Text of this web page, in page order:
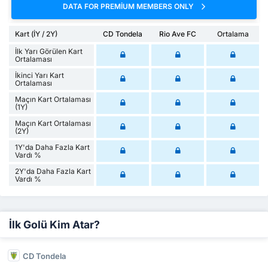
DATA FOR PREMIUM MEMBERS ONLY
Kart (İY / 2Y) CD Tondela Rio Ave FC
Ortalama
İlk Yarı Görülen Kart
Ortalaması
İkinci Yarı Kart
Ortalaması
Maçın Kart Ortalaması
(1Y)
Maçın Kart Ortalaması
(2Y)
1Y'da Daha Fazla Kart
Vardı %
2Y'da Daha Fazla Kart
Vardı %
İlk Golü Kim Atar?
CD Tondela